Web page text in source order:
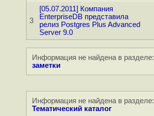
3
[05.07.2011] Компания
EnterpriseDB представила
релиз Postgres Plus Advanced
Server 9.0
Информация не найдена в разделе:
заметки
Информация не найдена в разделе:
Тематический каталог